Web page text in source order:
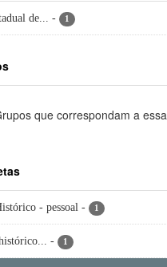
de... - 1
que correspondam a essa
- pessoal - 1
- 1